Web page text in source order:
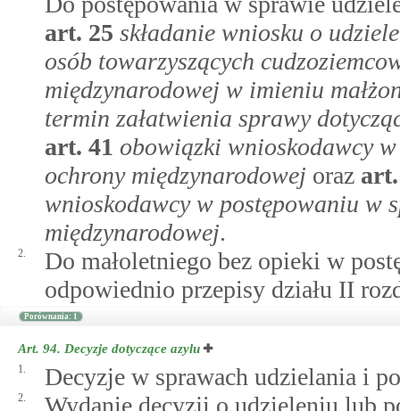
art. 25 składanie wniosku o
osób towarzyszących
międzynarodowej w imieniu
termin załatwienia sprawy
art. 41 obowiązki wnioskodawcy
ochrony międzynarodowej oraz
wnioskodawcy w postępowaniu w
międzynarodowej.
2.
Do małoletniego bez opieki w
odpowiednio przepisy działu II
Porównania: 1
Art. 94. Decyzje dotyczące azylu
1. Decyzje w sprawach udzielania i
2.
Wydanie decyzji o udzieleniu lub